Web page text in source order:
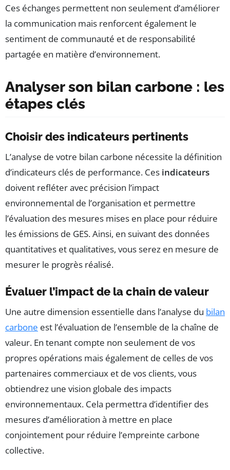
Ces échanges permettent non seulement d’améliorer
la communication mais renforcent également le
sentiment de communauté et de responsabilité
partagée en matière d’environnement.
Analyser son bilan carbone : les
étapes clés
Choisir des indicateurs pertinents
L’analyse de votre bilan carbone nécessite la définition
d’indicateurs clés de performance. Ces indicateurs
doivent refléter avec précision l’impact
environnemental de l’organisation et permettre
l’évaluation des mesures mises en place pour réduire
les émissions de GES. Ainsi, en suivant des données
quantitatives et qualitatives, vous serez en mesure de
mesurer le progrès réalisé.
Évaluer l’impact de la chain de valeur
Une autre dimension essentielle dans l’analyse du bilan
carbone est l’évaluation de l’ensemble de la chaîne de
valeur. En tenant compte non seulement de vos
propres opérations mais également de celles de vos
partenaires commerciaux et de vos clients, vous
obtiendrez une vision globale des impacts
environnementaux. Cela permettra d’identifier des
mesures d’amélioration à mettre en place
conjointement pour réduire l’empreinte carbone
collective.